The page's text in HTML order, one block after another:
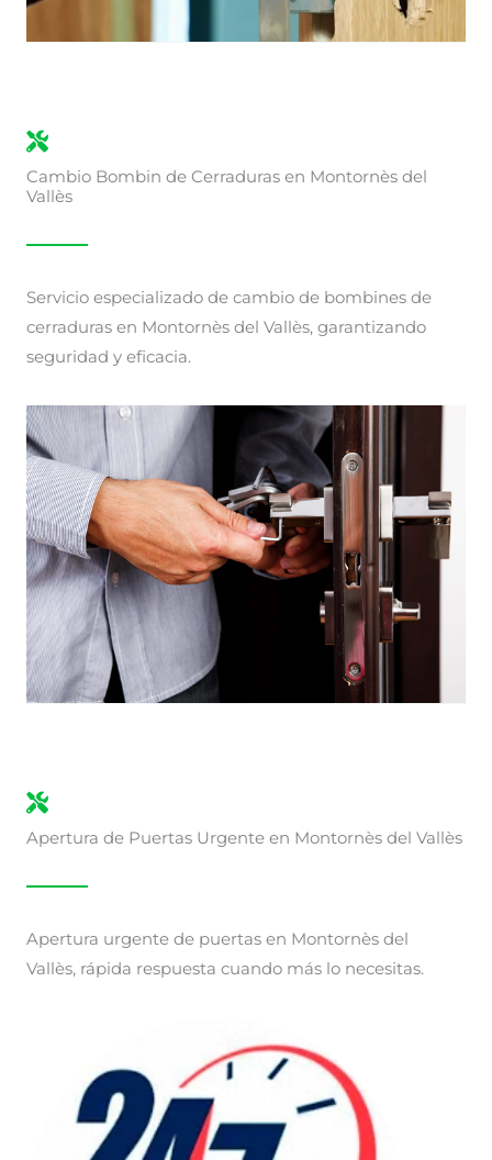
Cambio Bombin de Cerraduras en Montornès del
Vallès
Servicio especializado de cambio de bombines de
cerraduras en Montornès del Vallès, garantizando
seguridad y eficacia.
Apertura de Puertas Urgente en Montornès del Vallès
Apertura urgente de puertas en Montornès del
Vallès, rápida respuesta cuando más lo necesitas.